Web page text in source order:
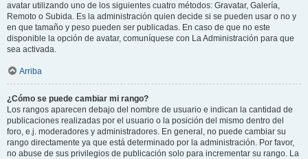
avatar utilizando uno de los siguientes cuatro métodos: Gravatar, Galería,
Remoto o Subida. Es la administración quien decide si se pueden usar o no y
en que tamaño y peso pueden ser publicadas. En caso de que no este
disponible la opción de avatar, comuníquese con La Administración para que
sea activada.
Arriba
¿Cómo se puede cambiar mi rango?
Los rangos aparecen debajo del nombre de usuario e indican la cantidad de
publicaciones realizadas por el usuario o la posición del mismo dentro del
foro, e.j. moderadores y administradores. En general, no puede cambiar su
rango directamente ya que está determinado por la administración. Por favor,
no abuse de sus privilegios de publicación solo para incrementar su rango. La